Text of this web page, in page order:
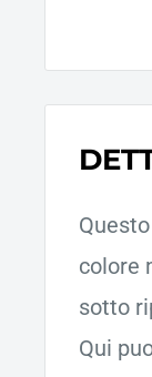
colore
sotto
Qui